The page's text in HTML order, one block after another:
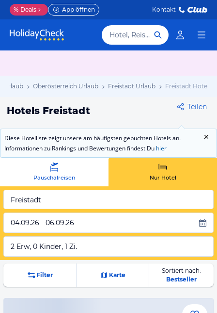
% Deals App öffnen Kontakt
Hotel, Reiseziel
Urlaub Oberösterreich Urlaub Freistadt Urlaub Freistadt Hotels
Hotels Freistadt Teilen
Diese Hotelliste zeigt unsere am häufigsten gebuchten Hotels an.
Informationen zu Rankings und Bewertungen findest Du hier
Pauschalreisen Nur Hotel
Freistadt
04.09.26 - 06.09.26
2 Erw, 0 Kinder, 1 Zi.
Filter Karte
Sortiert nach:
Bestseller